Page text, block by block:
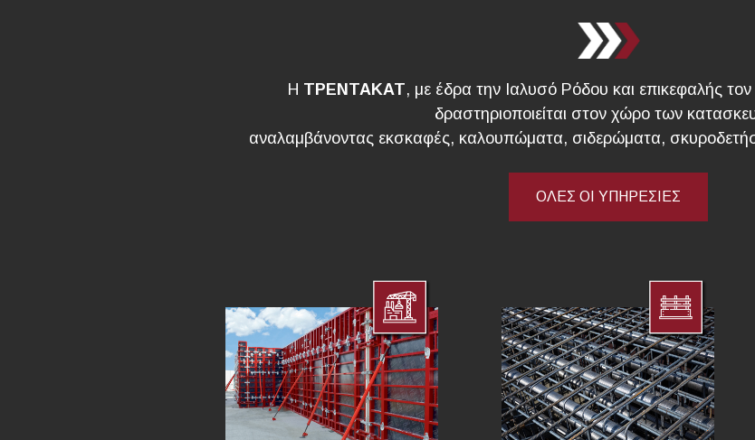
Η ΤΡΕΝΤΑΚΑΤ, με έδρα την Ιαλυσό Ρόδου και επικεφαλής
δραστηριοποιείται στον χώρο των
αναλαμβάνοντας εκσκαφές, καλουπώματα, σιδερώματα,
ΟΛΕΣ ΟΙ ΥΠΗΡΕΣΙΕΣ